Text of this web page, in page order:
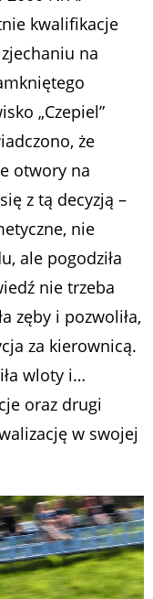
kwalifikacje
na
„Czepiel”
że
otwory na
z tą decyzją –
nie
ale pogodziła
nie trzeba
zęby i pozwoliła,
za kierownicą.
wloty i…
oraz drugi
w swojej